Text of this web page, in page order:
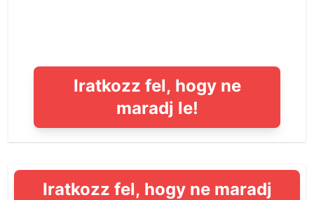
Iratkozz fel, hogy ne
maradj le!
Iratkozz fel, hogy ne maradj